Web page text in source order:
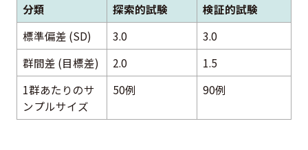
分類 探索的試験
検証的試験
標準偏差 (SD)
3.0
3.0
群間差 (目標差)
2.0
1.5
1群あたりのサ
ンプルサイズ
50例 90例